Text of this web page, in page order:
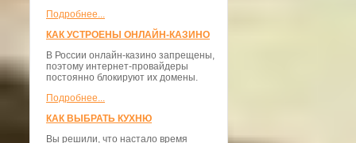
Подробнее...
КАК УСТРОЕНЫ ОНЛАЙН-КАЗИНО
В России онлайн-казино запрещены,
поэтому интернет-провайдеры
постоянно блокируют их домены.
Подробнее...
КАК ВЫБРАТЬ КУХНЮ
Вы решили, что настало время